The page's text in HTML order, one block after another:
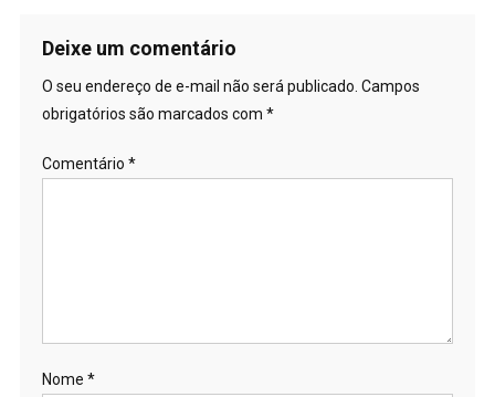
Deixe um comentário
O seu endereço de e-mail não será publicado. Campos
obrigatórios são marcados com *
Comentário *
Nome *